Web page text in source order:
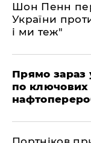
Шон Пенн
України
і ми теж"
Прямо зараз
по ключових